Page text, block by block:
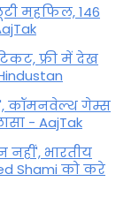
महफिल, 146
फ्री में देख
कॉमनवेल्थ गेम्स
- AajTak
भारतीय
Shami को करे